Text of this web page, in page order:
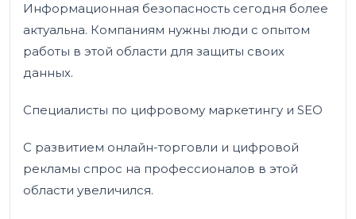
Информационная безопасность сегодня более
актуальна. Компаниям нужны люди с опытом
работы в этой области для защиты своих
данных.
Специалисты по цифровому маркетингу и SEO
С развитием онлайн-торговли и цифровой
рекламы спрос на профессионалов в этой
области увеличился.